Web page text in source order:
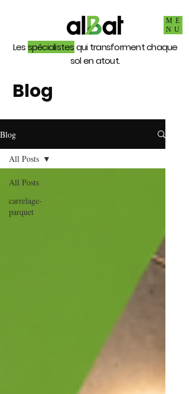
ME
NU
Lesspécialistesqui transforment chaque
sol en atout.
Blog
Blog
All Posts
carrelage-
parquet
All Posts